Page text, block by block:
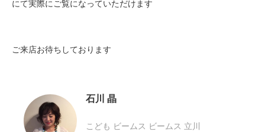
にて実際にご覧になっていただけます
ご来店お待ちしております
石川 晶
こども ビームス ビームス 立川